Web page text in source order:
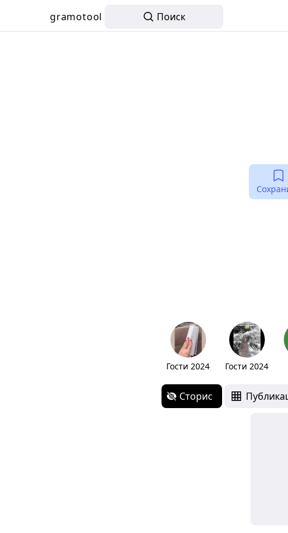
gramotool Поиск
Гости 2024 Гости 2024
Сторис